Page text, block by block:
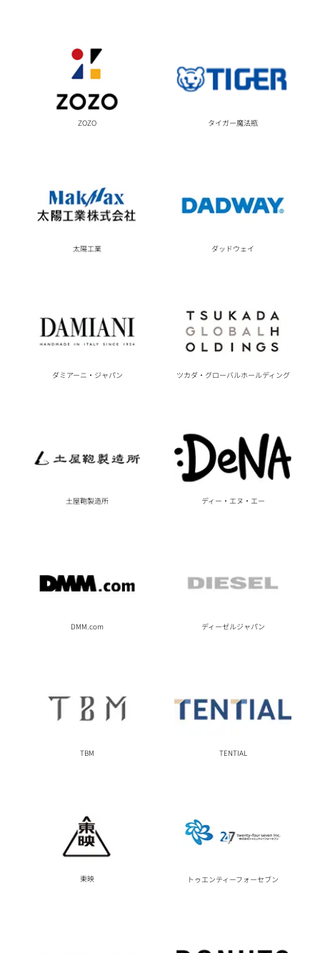
ZOZO タイガー魔法瓶
太陽工業 ダッドウェイ
ダミアーニ・ジャパン ツカダ・グローバルホールディング
土屋鞄製造所 ディー・エヌ・エー
DMM.com ディーゼルジャパン
TBM TENTIAL
東映 トゥエンティーフォーセブン